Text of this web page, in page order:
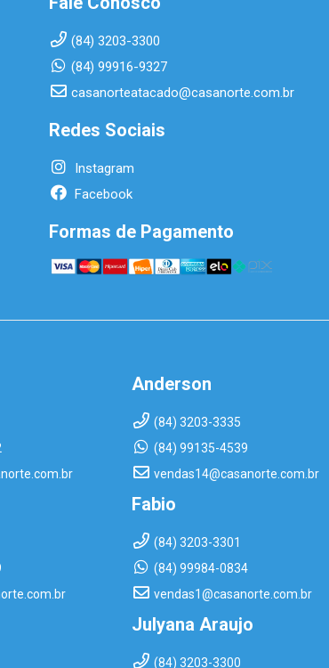
(84) 3203-3300
(84) 99916-9327
casanorteatacado@casanorte.com.br
Redes Sociais
Instagram
Facebook
Formas de Pagamento
Anderson
(84) 3203-3335
(84) 99135-4539
vendas14@casanorte.com.br
Fabio
(84) 3203-3301
(84) 99984-0834
vendas1@casanorte.com.br
Julyana Araujo
(84) 3203-3300